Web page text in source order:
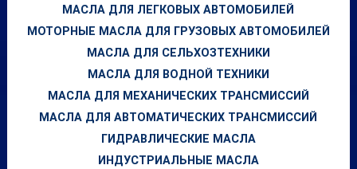
МАСЛА ДЛЯ ЛЕГКОВЫХ АВТОМОБИЛЕЙ
МОТОРНЫЕ МАСЛА ДЛЯ ГРУЗОВЫХ АВТОМОБИЛЕЙ
МАСЛА ДЛЯ СЕЛЬХОЗТЕХНИКИ
МАСЛА ДЛЯ ВОДНОЙ ТЕХНИКИ
МАСЛА ДЛЯ МЕХАНИЧЕСКИХ ТРАНСМИССИЙ
МАСЛА ДЛЯ АВТОМАТИЧЕСКИХ ТРАНСМИССИЙ
ГИДРАВЛИЧЕСКИЕ МАСЛА
ИНДУСТРИАЛЬНЫЕ МАСЛА